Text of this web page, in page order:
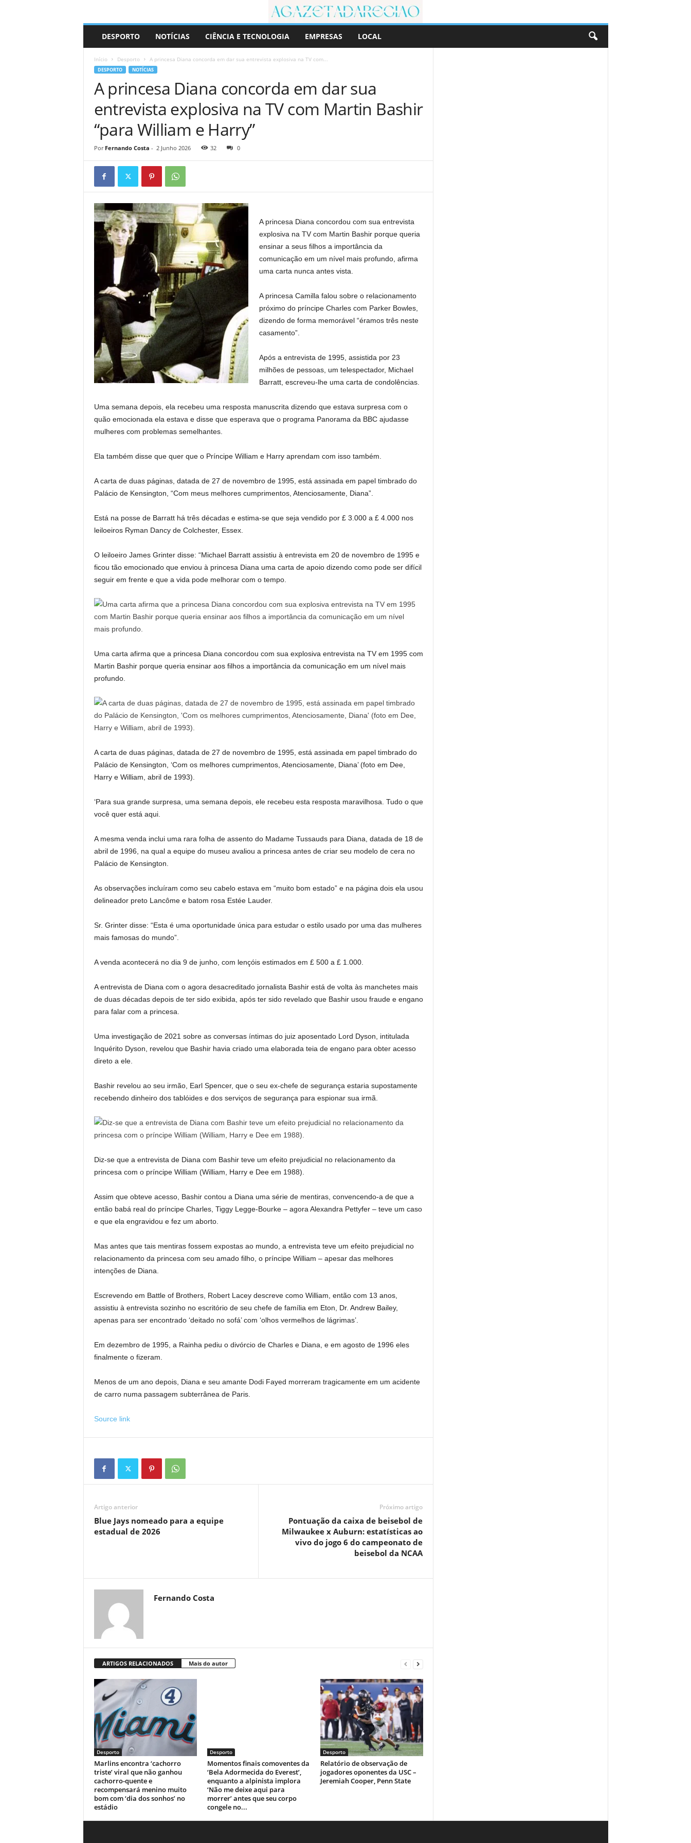
r
DESPORTO NOTÍCIAS CIÊNCIA E TECNOLOGIA EMPRESAS LOCAL
Início Desporto A princesa Diana concorda em dar sua entrevista explosiva na TV com...
DESPORTO NOTÍCIAS
A princesa Diana concorda em dar sua
entrevista explosiva na TV com Martin Bashir
“para William e Harry”
Por Fernando Costa - 2 Junho 2026 32 0
A princesa Diana concordou com sua entrevista
explosiva na TV com Martin Bashir porque queria
ensinar a seus filhos a importância da
comunicação em um nível mais profundo, afirma
uma carta nunca antes vista.
A princesa Camilla falou sobre o relacionamento
próximo do príncipe Charles com Parker Bowles,
dizendo de forma memorável “éramos três neste
casamento”.
Após a entrevista de 1995, assistida por 23
milhões de pessoas, um telespectador, Michael
Barratt, escreveu-lhe uma carta de condolências.
Uma semana depois, ela recebeu uma resposta manuscrita dizendo que estava surpresa com o
quão emocionada ela estava e disse que esperava que o programa Panorama da BBC ajudasse
mulheres com problemas semelhantes.
Ela também disse que quer que o Príncipe William e Harry aprendam com isso também.
A carta de duas páginas, datada de 27 de novembro de 1995, está assinada em papel timbrado do
Palácio de Kensington, “Com meus melhores cumprimentos, Atenciosamente, Diana”.
Está na posse de Barratt há três décadas e estima-se que seja vendido por £ 3.000 a £ 4.000 nos
leiloeiros Ryman Dancy de Colchester, Essex.
O leiloeiro James Grinter disse: “Michael Barratt assistiu à entrevista em 20 de novembro de 1995 e
ficou tão emocionado que enviou à princesa Diana uma carta de apoio dizendo como pode ser difícil
seguir em frente e que a vida pode melhorar com o tempo.
Uma carta afirma que a princesa Diana concordou com sua explosiva entrevista na TV em 1995 com
Martin Bashir porque queria ensinar aos filhos a importância da comunicação em um nível mais
profundo.
A carta de duas páginas, datada de 27 de novembro de 1995, está assinada em papel timbrado do
Palácio de Kensington, ‘Com os melhores cumprimentos, Atenciosamente, Diana’ (foto em Dee,
Harry e William, abril de 1993).
‘Para sua grande surpresa, uma semana depois, ele recebeu esta resposta maravilhosa. Tudo o que
você quer está aqui.
A mesma venda inclui uma rara folha de assento do Madame Tussauds para Diana, datada de 18 de
abril de 1996, na qual a equipe do museu avaliou a princesa antes de criar seu modelo de cera no
Palácio de Kensington.
As observações incluíram como seu cabelo estava em “muito bom estado” e na página dois ela usou
delineador preto Lancôme e batom rosa Estée Lauder.
Sr. Grinter disse: “Esta é uma oportunidade única para estudar o estilo usado por uma das mulheres
mais famosas do mundo”.
A venda acontecerá no dia 9 de junho, com lençóis estimados em £ 500 a £ 1.000.
A entrevista de Diana com o agora desacreditado jornalista Bashir está de volta às manchetes mais
de duas décadas depois de ter sido exibida, após ter sido revelado que Bashir usou fraude e engano
para falar com a princesa.
Uma investigação de 2021 sobre as conversas íntimas do juiz aposentado Lord Dyson, intitulada
Inquérito Dyson, revelou que Bashir havia criado uma elaborada teia de engano para obter acesso
direto a ele.
Bashir revelou ao seu irmão, Earl Spencer, que o seu ex-chefe de segurança estaria supostamente
recebendo dinheiro dos tablóides e dos serviços de segurança para espionar sua irmã.
Diz-se que a entrevista de Diana com Bashir teve um efeito prejudicial no relacionamento da
princesa com o príncipe William (William, Harry e Dee em 1988).
Assim que obteve acesso, Bashir contou a Diana uma série de mentiras, convencendo-a de que a
então babá real do príncipe Charles, Tiggy Legge-Bourke – agora Alexandra Pettyfer – teve um caso
e que ela engravidou e fez um aborto.
Mas antes que tais mentiras fossem expostas ao mundo, a entrevista teve um efeito prejudicial no
relacionamento da princesa com seu amado filho, o príncipe William – apesar das melhores
intenções de Diana.
Escrevendo em Battle of Brothers, Robert Lacey descreve como William, então com 13 anos,
assistiu à entrevista sozinho no escritório de seu chefe de família em Eton, Dr. Andrew Bailey,
apenas para ser encontrado ‘deitado no sofá’ com ‘olhos vermelhos de lágrimas’.
Em dezembro de 1995, a Rainha pediu o divórcio de Charles e Diana, e em agosto de 1996 eles
finalmente o fizeram.
Menos de um ano depois, Diana e seu amante Dodi Fayed morreram tragicamente em um acidente
de carro numa passagem subterrânea de Paris.
Source link
Artigo anterior
Blue Jays nomeado para a equipe
estadual de 2026
Próximo artigo
Pontuação da caixa de beisebol de
Milwaukee x Auburn: estatísticas ao
vivo do jogo 6 do campeonato de
beisebol da NCAA
Fernando Costa
ARTIGOS RELACIONADOS Mais do autor
Desporto
Marlins encontra ‘cachorro
triste’ viral que não ganhou
cachorro-quente e
recompensará menino muito
bom com ‘dia dos sonhos’ no
estádio
Desporto
Momentos finais comoventes da
‘Bela Adormecida do Everest’,
enquanto a alpinista implora
‘Não me deixe aqui para
morrer’ antes que seu corpo
congele no...
Desporto
Relatório de observação de
jogadores oponentes da USC –
Jeremiah Cooper, Penn State